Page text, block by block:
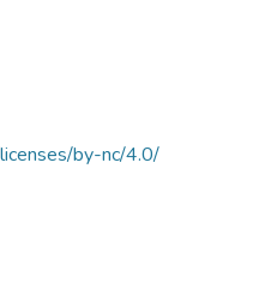
by-nc/4.0/